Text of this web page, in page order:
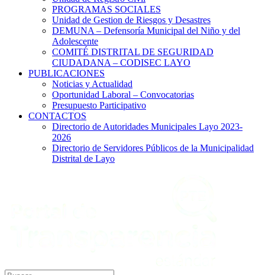
PROGRAMAS SOCIALES
Unidad de Gestion de Riesgos y Desastres
DEMUNA – Defensoría Municipal del Niño y del
Adolescente
COMITÉ DISTRITAL DE SEGURIDAD
CIUDADANA – CODISEC LAYO
PUBLICACIONES
Noticias y Actualidad
Oportunidad Laboral – Convocatorias
Presupuesto Participativo
CONTACTOS
Directorio de Autoridades Municipales Layo 2023-
2026
Directorio de Servidores Públicos de la Municipalidad
Distrital de Layo